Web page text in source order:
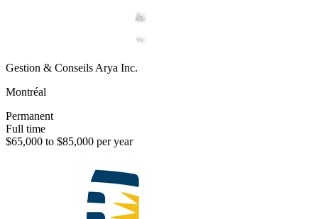
Gestion & Conseils Arya Inc.
Montréal
Permanent
Full time
$65,000 to $85,000 per year